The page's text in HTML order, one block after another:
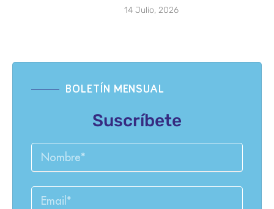
14 Julio, 2026
BOLETÍN MENSUAL
Suscríbete